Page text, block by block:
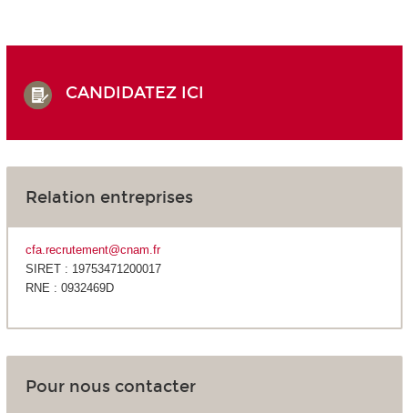
CANDIDATEZ ICI
Relation entreprises
cfa.recrutement@cnam.fr
SIRET : 19753471200017
RNE : 0932469D
Pour nous contacter